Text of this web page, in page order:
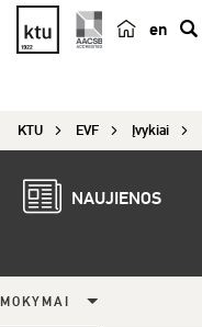
en
e
KTU EVF Įvykiai
NAUJIENOS
MOKYMAI